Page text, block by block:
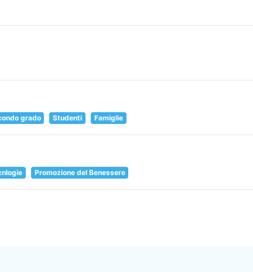
grado Studenti Famiglie
Promozione del Benessere